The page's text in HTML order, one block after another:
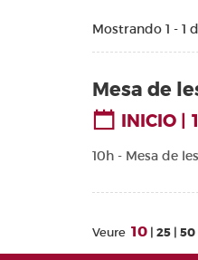
Mostrando 1 - 1
Mesa de
INICIO
10h - Mesa de
Veure 10 25 50